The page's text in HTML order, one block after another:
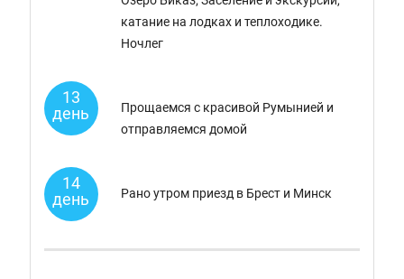
катание на лодках и теплоходике.
Ночлег
13
день
Прощаемся с красивой Румынией и
отправляемся домой
14
день
Рано утром приезд в Брест и Минск